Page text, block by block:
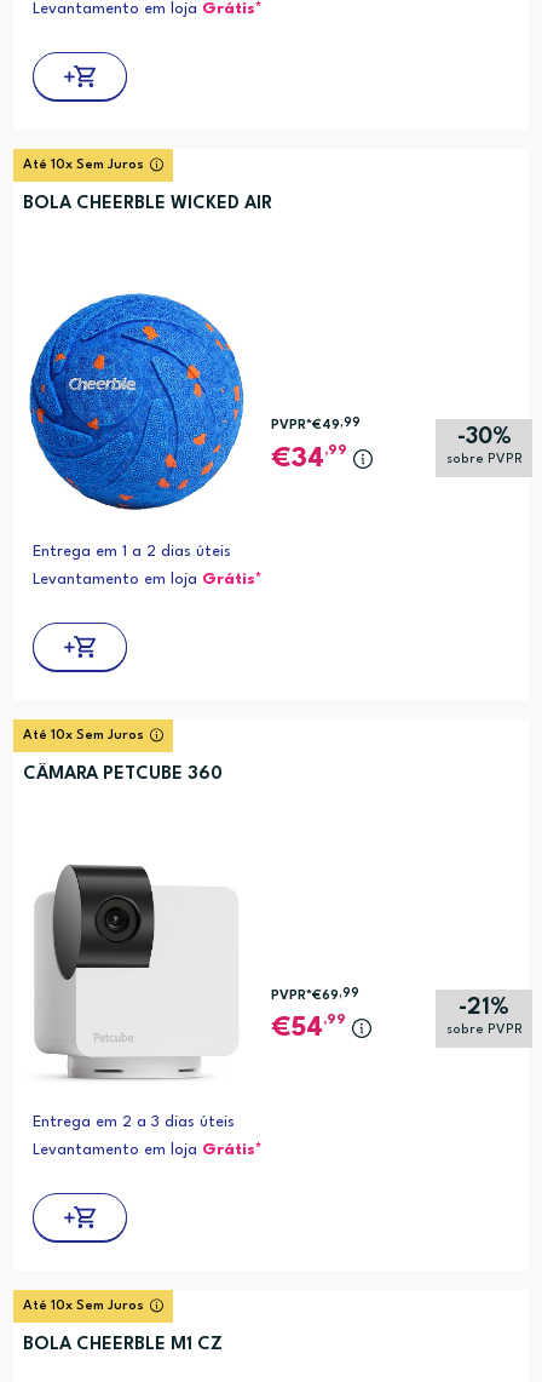
Levantamento em loja Grátis*
Até 10x Sem Juros
BOLA CHEERBLE WICKED AIR
-30%
sobre PVPR
PVPR*€49,99
34,99
Entrega em 1 a 2 dias úteis
Levantamento em loja Grátis*
Até 10x Sem Juros
CÂMARA PETCUBE 360
-21%
sobre PVPR
PVPR*€69 ,99
54,99
Entrega em 2 a 3 dias úteis
Levantamento em loja Grátis*
Até 10x Sem Juros
BOLA CHEERBLE M1 CZ